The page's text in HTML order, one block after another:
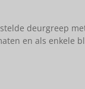
deurgreep
en als enkele